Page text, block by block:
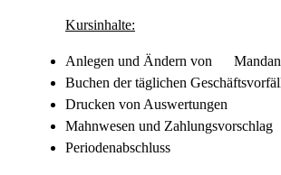
Kursinhalte:
Anlegen und Ändern von
Buchen der täglichen
Drucken von Auswertungen
Mahnwesen und Zahlungsvorschlag
Periodenabschluss